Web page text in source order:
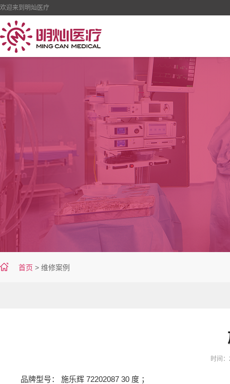
欢迎来到明灿医疗
首页 > 维修案例
时间
品牌型号： 施乐辉 72202087 30 度 ；